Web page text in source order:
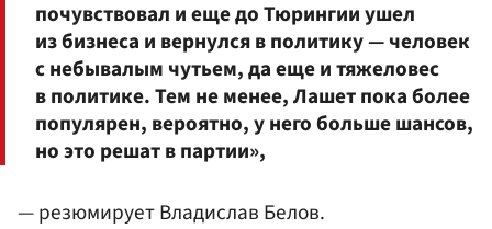
почувствовал и еще до Тюрингии ушел
из бизнеса и вернулся в политику — человек
с небывалым чутьем, да еще и тяжеловес
в политике. Тем не менее, Лашет пока более
популярен, вероятно, у него больше шансов,
но это решат в партии»,
— резюмирует Владислав Белов.